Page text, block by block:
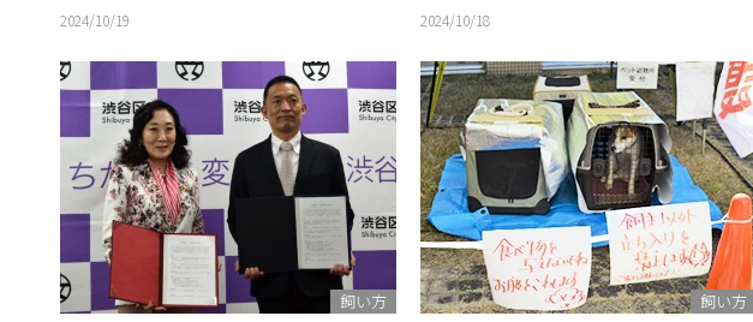
2024/10/19 2024/10/18
飼い方 飼い方